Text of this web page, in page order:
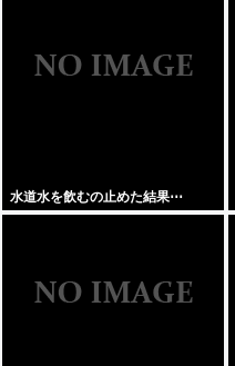
水道水を飲むの止めた結果⋯